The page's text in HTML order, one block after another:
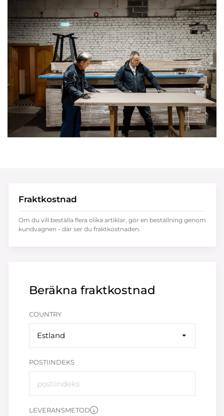
Beräkna fraktkostnad
COUNTRY
Estland
POSTIINDEKS
LEVERANSMETOD
Fraktkostnad
Om du vill beställa flera olika artiklar, gör en beställning genom
kundvagnen - där ser du fraktkostnaden.